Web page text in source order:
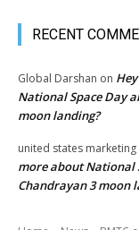
RECENT
Global Darshan on
National Space Day
moon landing?
united states marketing
more about National
Chandrayan 3 moon